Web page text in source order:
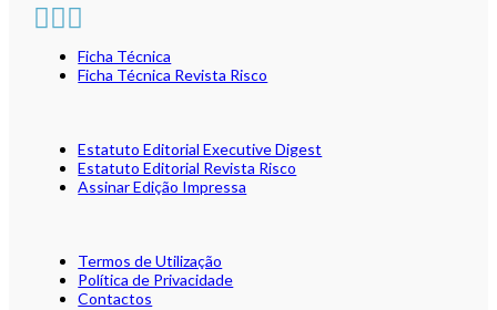
Ficha Técnica
Ficha Técnica Revista Risco
Estatuto Editorial Executive Digest
Estatuto Editorial Revista Risco
Assinar Edição Impressa
Termos de Utilização
Política de Privacidade
Contactos